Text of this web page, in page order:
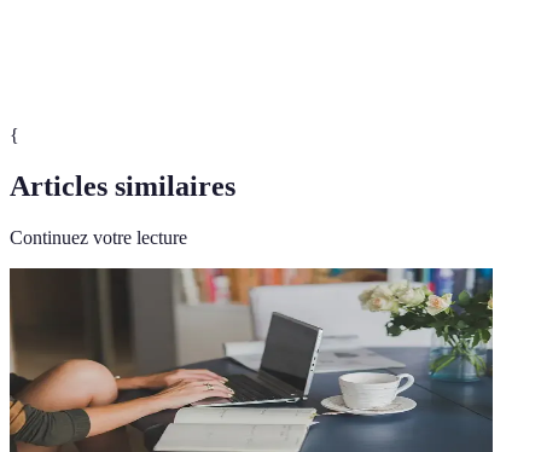
{
Articles similaires
Continuez votre lecture